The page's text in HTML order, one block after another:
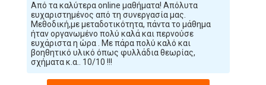
Από τα καλύτερα online μαθήματα! Απόλυτα
ευχαριστημένος από τη συνεργασία μας.
Μεθοδική,με μεταδοτικότητα, πάντα το μάθημα
ήταν οργανωμένο πολύ καλά και περνούσε
ευχάριστα η ώρα . Με πάρα πολύ καλό και
βοηθητικό υλικό όπως φυλλάδια θεωρίας,
σχήματα κ.α.. 10/10 !!!